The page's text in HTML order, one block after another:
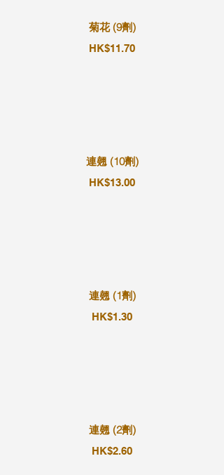
菊花 (9劑)
HK$11.70
連翹 (10劑)
HK$13.00
連翹 (1劑)
HK$1.30
連翹 (2劑)
HK$2.60